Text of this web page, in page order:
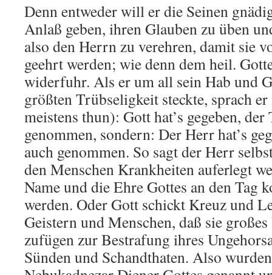
Denn entweder will er die Seinen
Anlaß geben, ihren Glauben zu üben
also den Herrn zu verehren, damit sie
geehrt werden; wie denn dem heil.
widerfuhr. Als er um all sein Hab und
größten Trübseligkeit steckte, sprach
meistens thun): Gott hat’s gegeben, der
genommen, sondern: Der Herr hat’s
auch genommen. So sagt der Herr
den Menschen Krankheiten auferlegt
Name und die Ehre Gottes an den Tag
werden. Oder Gott schickt Kreuz und
Geistern und Menschen, daß sie
zufügen zur Bestrafung ihres
Sünden und Schandthaten. Also